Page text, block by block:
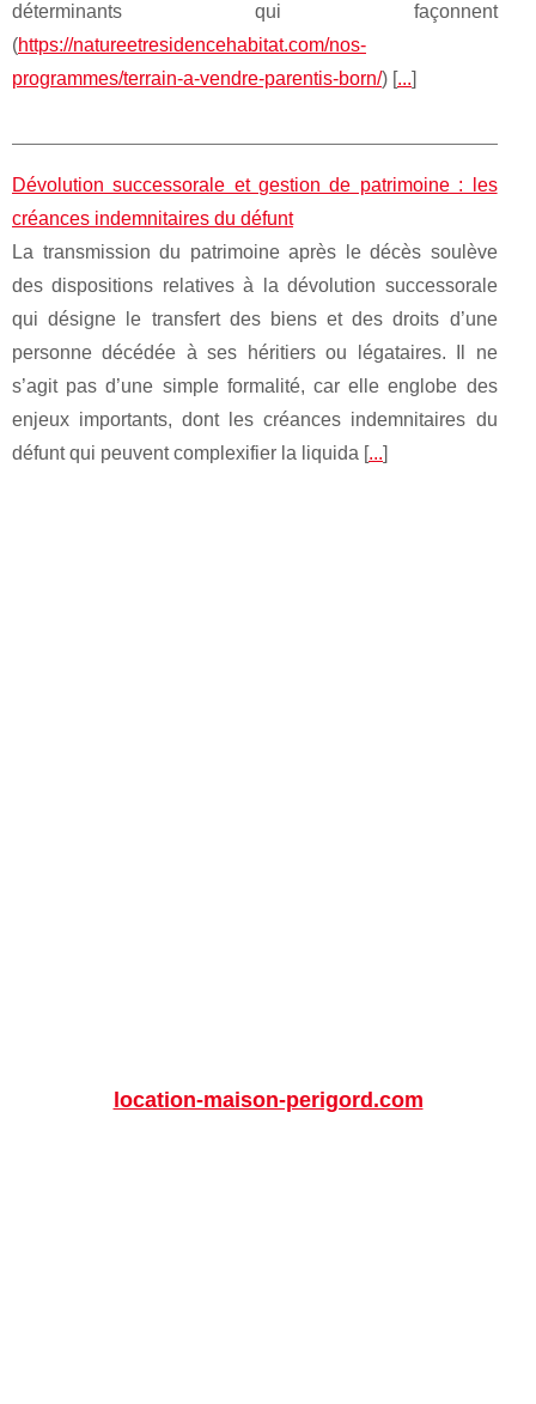
déterminants qui façonnent
(https://natureetresidencehabitat.com/nos-
programmes/terrain-a-vendre-parentis-born/) [...]
Dévolution successorale et gestion de patrimoine : les
créances indemnitaires du défunt
La transmission du patrimoine après le décès soulève
des dispositions relatives à la dévolution successorale
qui désigne le transfert des biens et des droits d’une
personne décédée à ses héritiers ou légataires. Il ne
s’agit pas d’une simple formalité, car elle englobe des
enjeux importants, dont les créances indemnitaires du
défunt qui peuvent complexifier la liquida [...]
location-maison-perigord.com